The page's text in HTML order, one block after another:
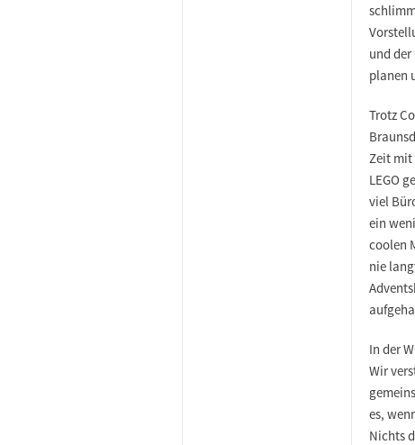
und der
planen
Trotz
Zeit mit
LEGO
viel
ein
coolen
nie
In der
Wir
es,
Nichts